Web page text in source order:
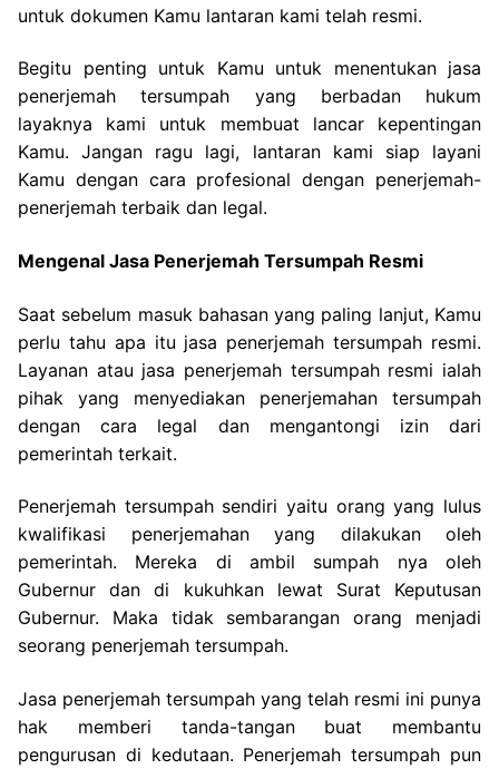
untuk dokumen Kamu lantaran kami telah resmi.
Begitu penting untuk Kamu untuk menentukan jasa
penerjemah tersumpah yang berbadan hukum
layaknya kami untuk membuat lancar kepentingan
Kamu. Jangan ragu lagi, lantaran kami siap layani
Kamu dengan cara profesional dengan penerjemah-
penerjemah terbaik dan legal.
Mengenal Jasa Penerjemah Tersumpah Resmi
Saat sebelum masuk bahasan yang paling lanjut, Kamu
perlu tahu apa itu jasa penerjemah tersumpah resmi.
Layanan atau jasa penerjemah tersumpah resmi ialah
pihak yang menyediakan penerjemahan tersumpah
dengan cara legal dan mengantongi izin dari
pemerintah terkait.
Penerjemah tersumpah sendiri yaitu orang yang lulus
kwalifikasi penerjemahan yang dilakukan oleh
pemerintah. Mereka di ambil sumpah nya oleh
Gubernur dan di kukuhkan lewat Surat Keputusan
Gubernur. Maka tidak sembarangan orang menjadi
seorang penerjemah tersumpah.
Jasa penerjemah tersumpah yang telah resmi ini punya
hak memberi tanda-tangan buat membantu
pengurusan di kedutaan. Penerjemah tersumpah pun